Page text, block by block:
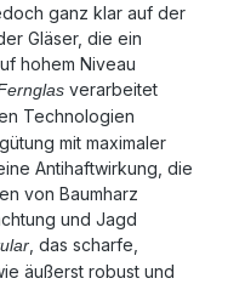
der Optik und des
mit dem CL Curio
der
für
lässt sich ruhig
Beobachten
Ferngläsern.
CL Curio
Newson entwickelt
7x21 zwischen
klare Formen
ganz klar auf der
Gläser, die ein
hohem Niveau
verarbeitet
Technologien
mit maximaler
Antihaftwirkung, die
von Baumharz
und Jagd
, das scharfe,
äußerst robust und